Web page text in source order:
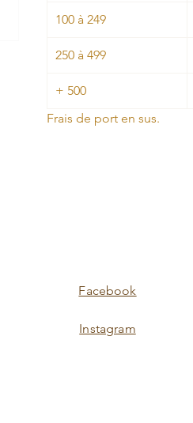
100 à 249
250 à 499
+ 500
Frais de port en sus.
Facebook
Instagram